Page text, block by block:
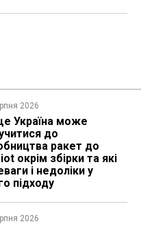
2026
Україна може
до
ракет до
окрім збірки та які
і недоліки у
підходу
2026